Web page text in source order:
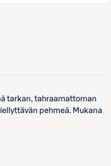
tarkan, tahraamattoman
pehmeä. Mukana